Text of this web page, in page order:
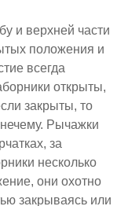
и верхней части
положения и
всегда
открыты,
закрыты, то
Рычажки
за
несколько
они охотно
закрываясь или